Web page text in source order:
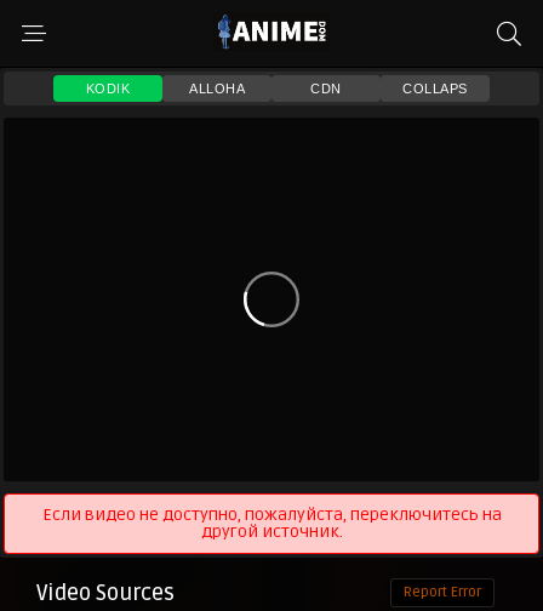
KODIK ALLOHA CDN COLLAPS
Если видео не доступно, пожалуйста, переключитесь на
другой источник.
Video Sources Report Error